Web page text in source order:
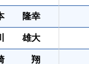
隆幸
雄大
崎 翔